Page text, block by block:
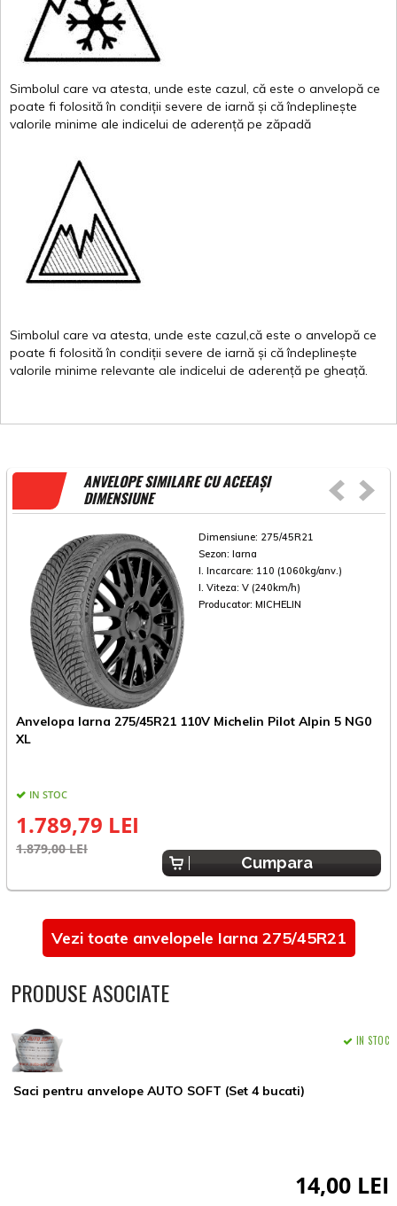
Simbolul care va atesta, unde este cazul, că este o anvelopă ce
poate fi folosită în condiții severe de iarnă și că îndeplinește
valorile minime ale indicelui de aderență pe zăpadă
Simbolul care va atesta, unde este cazul,că este o anvelopă ce
poate fi folosită în condiții severe de iarnă și că îndeplinește
valorile minime relevante ale indicelui de aderență pe gheață.
ANVELOPE SIMILARE CU ACEEAȘI
DIMENSIUNE
Dimensiune: 275/45R21
Sezon: Iarna
I. Incarcare: 110 (1060kg/anv.)
I. Viteza: V (240km/h)
Producator: MICHELIN
Anvelopa Iarna 275/45R21 110V Michelin Pilot Alpin 5 NG0
XL
IN STOC
1.789,79 LEI
1.879,00 LEI
Cumpara
Vezi toate anvelopele Iarna 275/45R21
PRODUSE ASOCIATE
Saci pentru anvelope AUTO SOFT (Set 4 bucati)
IN STOC
14,00 LEI